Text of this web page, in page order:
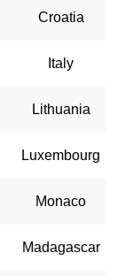
Croatia
Italy
Lithuania
Luxembourg
Monaco
Madagascar